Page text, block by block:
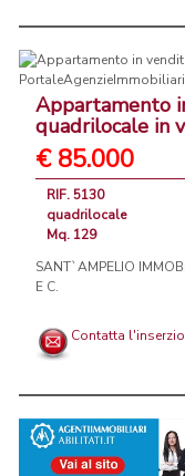
Appartamento
quadrilocale in
€ 85.000
RIF. 5130
quadrilocale
Mq. 129
SANT`AMPELIO
E C.
Contatta